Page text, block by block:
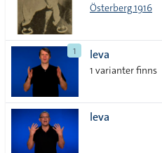
Österberg 1916
1 leva
1 varianter finns
leva